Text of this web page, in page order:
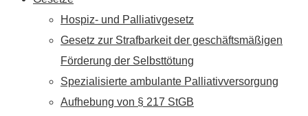
Hospiz- und Palliativgesetz
Gesetz zur Strafbarkeit der geschäftsmäßigen
Förderung der Selbsttötung
Spezialisierte ambulante Palliativversorgung
Aufhebung von § 217 StGB